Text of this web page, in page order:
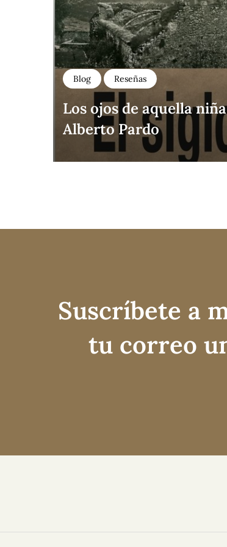
Blog Reseñas
Los ojos de aquella
Alberto Pardo
Suscríbete a
tu correo